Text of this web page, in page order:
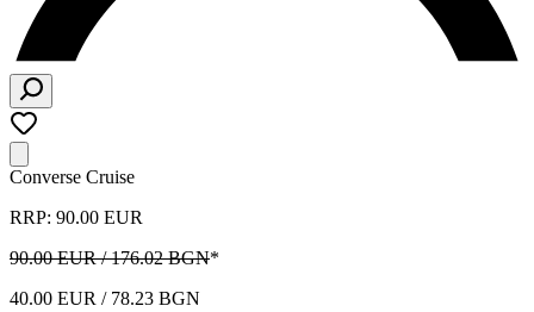
Converse Cruise
RRP: 90.00 EUR
90.00 EUR / 176.02 BGN*
40.00 EUR / 78.23 BGN